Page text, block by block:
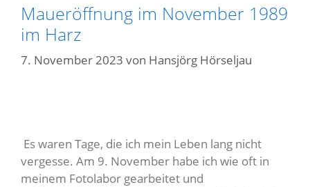
Maueröffnung im November 1989
im Harz
7. November 2023 von Hansjörg Hörseljau
Es waren Tage, die ich mein Leben lang nicht
vergesse. Am 9. November habe ich wie oft in
meinem Fotolabor gearbeitet und